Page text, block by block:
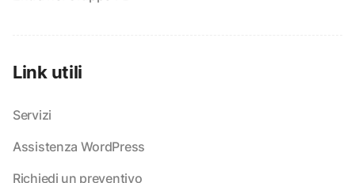
Link utili
Servizi
Assistenza WordPress
Richiedi un preventivo